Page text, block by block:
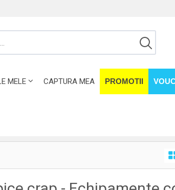
MELE CAPTURA MEA PROMOTII